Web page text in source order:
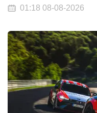
01:18 08-08-2026